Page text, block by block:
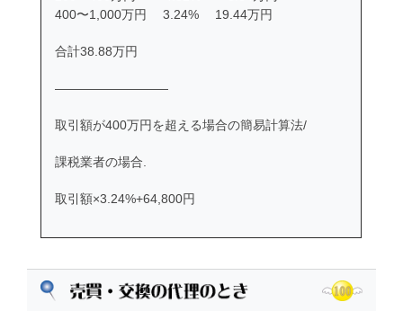
400〜1,000万円 3.24% 19.44万円
合計38.88万円
―――――――――
取引額が400万円を超える場合の簡易計算法/
課税業者の場合.
取引額×3.24%+64,800円